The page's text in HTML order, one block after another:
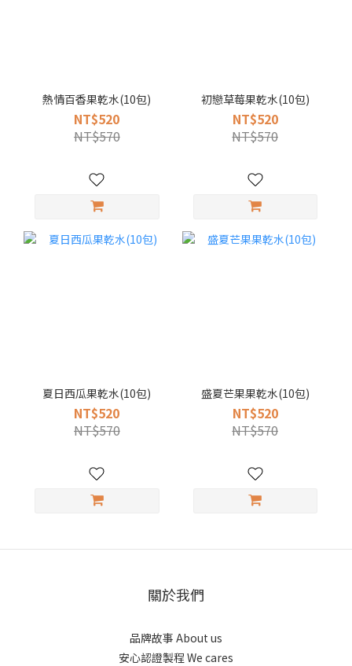
熱情百香果乾水(10包)
NT$520
NT$570
初戀草莓果乾水(10包)
NT$520
NT$570
夏日西瓜果乾水(10包)
NT$520
NT$570
盛夏芒果果乾水(10包)
NT$520
NT$570
關於我們
品牌故事 About us
安心認證製程 We cares